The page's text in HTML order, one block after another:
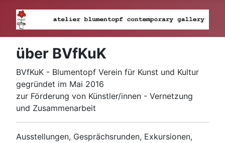
über BVfKuK
BVfKuK - Blumentopf Verein für Kunst und Kultur
gegründet im Mai 2016
zur Förderung von Künstler/innen - Vernetzung
und Zusammenarbeit
Ausstellungen, Gesprächsrunden, Exkursionen,